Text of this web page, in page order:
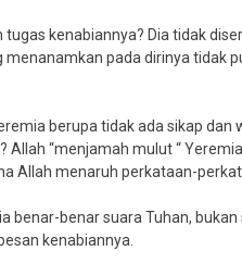
kenabiannya? Dia tidak
menanamkan pada dirinya tidak
berupa tidak ada sikap
Allah “menjamah mulut “
Allah menaruh perkataan-
benar-benar suara Tuhan,
kenabiannya.